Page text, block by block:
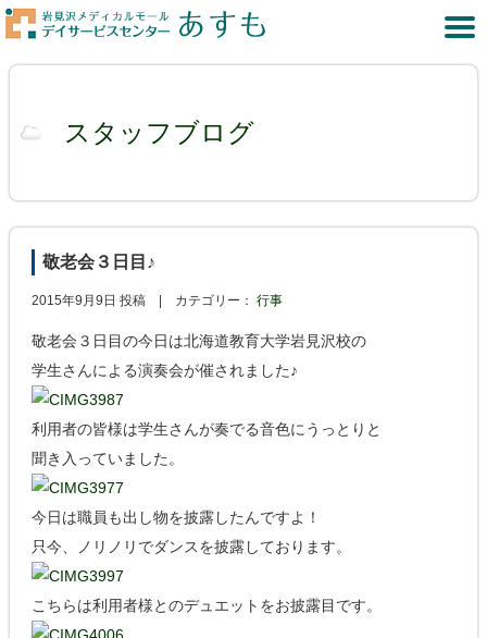
スタッフブログ
敬老会３日目♪
2015年9月9日 投稿 | カテゴリー：行事
敬老会３日目の今日は北海道教育大学岩見沢校の
学生さんによる演奏会が催されました♪
利用者の皆様は学生さんが奏でる音色にうっとりと
聞き入っていました。
今日は職員も出し物を披露したんですよ！
只今、ノリノリでダンスを披露しております。
こちらは利用者様とのデュエットをお披露目です。